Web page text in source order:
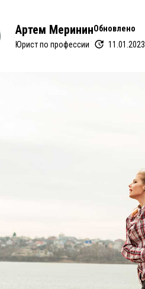
Артем Меринин
Юрист по профессии
Обновлено
11.01.2023